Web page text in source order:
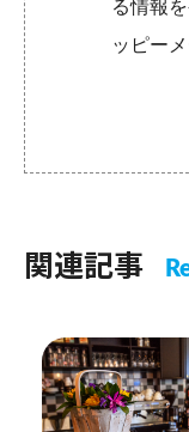
る情報
ッピー
関連記事